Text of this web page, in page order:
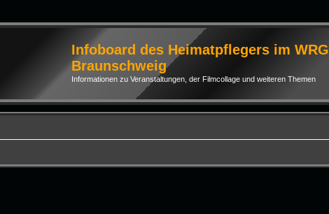
Infoboard des Heimatpflegers im WRG
Braunschweig
Informationen zu Veranstaltungen, der Filmcollage und weiteren Themen